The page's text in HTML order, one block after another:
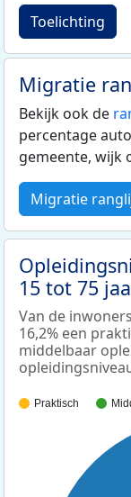
Toelichting
Migratie
Bekijk ook de
percentage
gemeente, wijk
Migratie
15 tot 75
Van de
16,2% een
middelbaar
Praktisch